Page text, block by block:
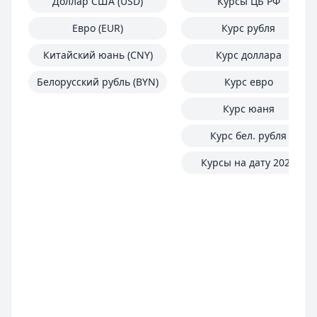
Евро (EUR)
Китайский юань (CNY)
Белорусский рубль (BYN)
Курс рубля
Курс доллара
Курс евро
Курс юаня
Курс бел. рубля
Курсы на дату 2025